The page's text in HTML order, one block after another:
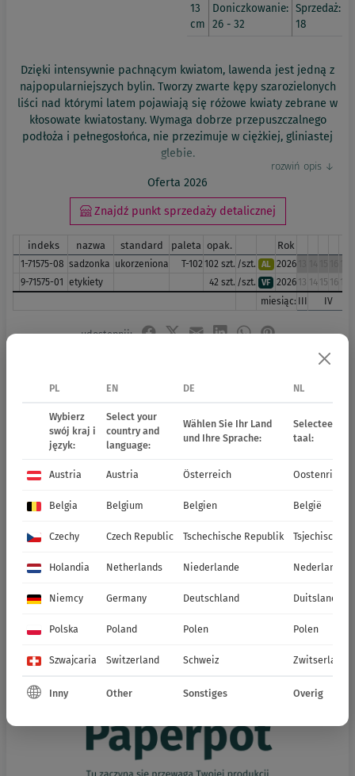
13
cm
Doniczkowanie:
26 - 32
Sprzedaż:
18
Dzięki intensywnie pachnącym kwiatom, lawenda jest jedną z
najpopularniejszych bylin. Tworzy zwarte kępy szarozielonych
liści nad którymi latem pojawiają się różowe kwiaty zebrane w
kłosowate kwiatostany. Wymaga dobrze przepuszczalnego
podłoża i pełnegosłońca, nie przezimuje w ciężkiej, gliniastej
glebie.
Oferta 2026
Znajdź punkt sprzedaży detalicznej
indeks nazwa standard paleta opak. Rok
1-71575-08 sadzonka ukorzeniona T-102 102 szt. /szt. AL 2026
9-71575-01 etykiety 42 szt. /szt. VF 2026 13 14 15 16 17
miesiąc: III IV
udostępnij:
PL EN DE NL
Wybierz
swój kraj i
język:
Select your
country and
language:
Wählen Sie Ihr Land
und Ihre Sprache:
Selecteer uw
taal:
Austria Austria Österreich Oostenrijk
Belgia Belgium Belgien België
Czechy Czech Republic Tschechische Republik Tsjechische
Holandia Netherlands Niederlande Nederland
Niemcy Germany Deutschland Duitsland
Polska Poland Polen Polen
Szwajcaria Switzerland Schweiz Zwitserland
Inny Other Sonstiges Overig